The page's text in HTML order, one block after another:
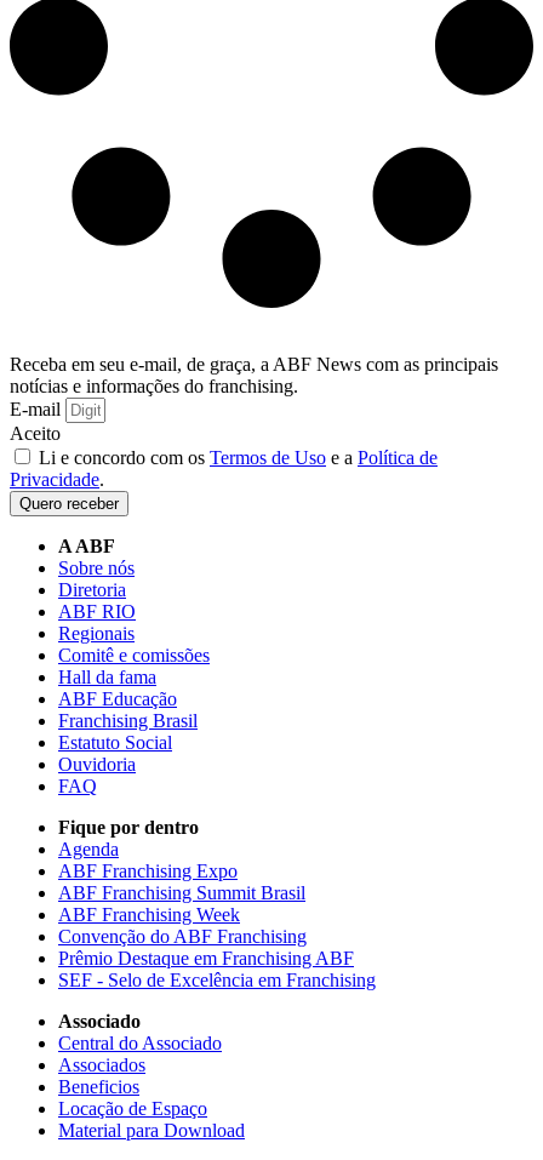
Receba em seu e-mail, de graça, a ABF News com as principais
notícias e informações do franchising.
E-mail
Aceito
Li e concordo com os Termos de Uso e a Política de
Privacidade.
Quero receber
A ABF
Sobre nós
Diretoria
ABF RIO
Regionais
Comitê e comissões
Hall da fama
ABF Educação
Franchising Brasil
Estatuto Social
Ouvidoria
FAQ
Fique por dentro
Agenda
ABF Franchising Expo
ABF Franchising Summit Brasil
ABF Franchising Week
Convenção do ABF Franchising
Prêmio Destaque em Franchising ABF
SEF - Selo de Excelência em Franchising
Associado
Central do Associado
Associados
Beneficios
Locação de Espaço
Material para Download